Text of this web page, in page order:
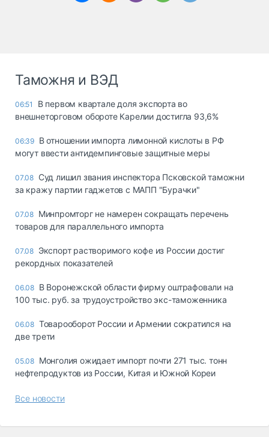
Таможня и ВЭД
06:51
В первом квартале доля экспорта во
внешнеторговом обороте Карелии достигла 93,6%
06:39 В отношении импорта лимонной кислоты в РФ
могут ввести антидемпинговые защитные меры
07.08 Суд лишил звания инспектора Псковской таможни
за кражу партии гаджетов с МАПП "Бурачки"
07.08 Минпромторг не намерен сокращать перечень
товаров для параллельного импорта
07.08 Экспорт растворимого кофе из России достиг
рекордных показателей
06.08 В Воронежской области фирму оштрафовали на
100 тыс. руб. за трудоустройство экс-таможенника
06.08 Товарооборот России и Армении сократился на
две трети
05.08 Монголия ожидает импорт почти 271 тыс. тонн
нефтепродуктов из России, Китая и Южной Кореи
Все новости